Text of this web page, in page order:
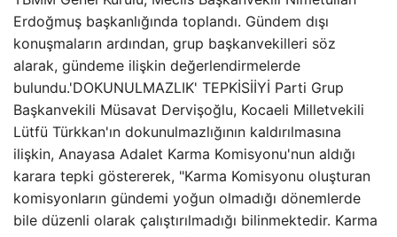
Erdoğmuş başkanlığında toplandı. Gündem dışı
konuşmaların ardından, grup başkanvekilleri söz
alarak, gündeme ilişkin değerlendirmelerde
bulundu.'DOKUNULMAZLIK' TEPKİSİİYİ Parti Grup
Başkanvekili Müsavat Dervişoğlu, Kocaeli Milletvekili
Lütfü Türkkan'ın dokunulmazlığının kaldırılmasına
ilişkin, Anayasa Adalet Karma Komisyonu'nun aldığı
karara tepki göstererek, "Karma Komisyonu oluşturan
komisyonların gündemi yoğun olmadığı dönemlerde
bile düzenli olarak çalıştırılmadığı bilinmektedir. Karma